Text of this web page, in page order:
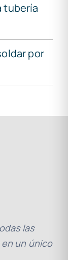
tubería
por
las
un único